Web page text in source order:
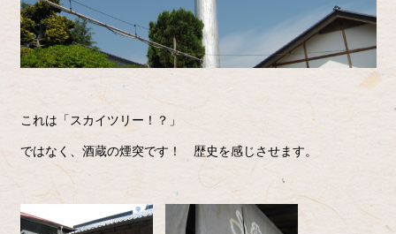
これは「スカイツリー！？」
ではなく、酒蔵の煙突です！ 歴史を感じさせます。